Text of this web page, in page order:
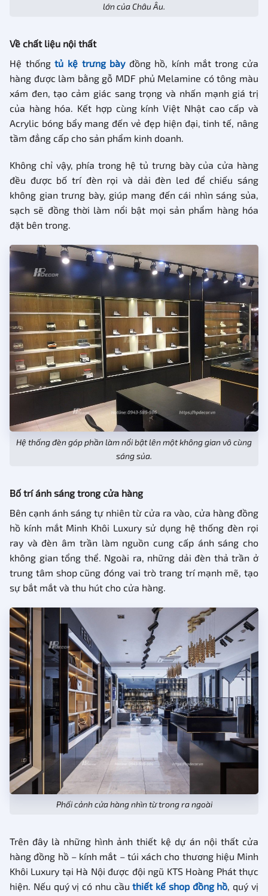
lớn của Châu Âu.
Về chất liệu nội thất
Hệ thốngtủ kệ trưng bàyđồng hồ, kính mắt trong cửa
hàng được làm bằng gỗ MDF phủ Melamine có tông màu
xám đen, tạo cảm giác sang trọng và nhấn mạnh giá trị
của hàng hóa. Kết hợp cùng kính Việt Nhật cao cấp và
Acrylic bóng bẩy mang đến vẻ đẹp hiện đại, tinh tế, nâng
tầm đẳng cấp cho sản phẩm kinh doanh.
Không chỉ vậy, phía trong hệ tủ trưng bày của cửa hàng
đều được bố trí đèn rọi và dải đèn led để chiếu sáng
không gian trưng bày, giúp mang đến cái nhìn sáng sủa,
sạch sẽ đồng thời làm nổi bật mọi sản phẩm hàng hóa
đặt bên trong.
Hệ thống đèn góp phần làm nổi bật lên một không gian vô cùng
sáng sủa.
Bố trí ánh sáng trong cửa hàng
Bên cạnh ánh sáng tự nhiên từ cửa ra vào, cửa hàng đồng
hồ kính mắt Minh Khôi Luxury sử dụng hệ thống đèn rọi
ray và đèn âm trần làm nguồn cung cấp ánh sáng cho
không gian tổng thể. Ngoài ra, những dải đèn thả trần ở
trung tâm shop cũng đóng vai trò trang trí mạnh mẽ, tạo
sự bắt mắt và thu hút cho cửa hàng.
Phối cảnh cửa hàng nhìn từ trong ra ngoài
Trên đây là những hình ảnh thiết kệ dự án nội thất cửa
hàng đồng hồ – kính mắt – túi xách cho thương hiệu Minh
Khôi Luxury tại Hà Nội được đội ngũ KTS Hoàng Phát thực
hiện. Nếu quý vị có nhu cầuthiết kế shop đồng hồ, quý vị